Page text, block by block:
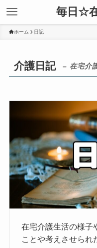
毎日☆
ホーム 日記
介護日記 – 在宅介
在宅介護生活の様子
ことや考えさせられ